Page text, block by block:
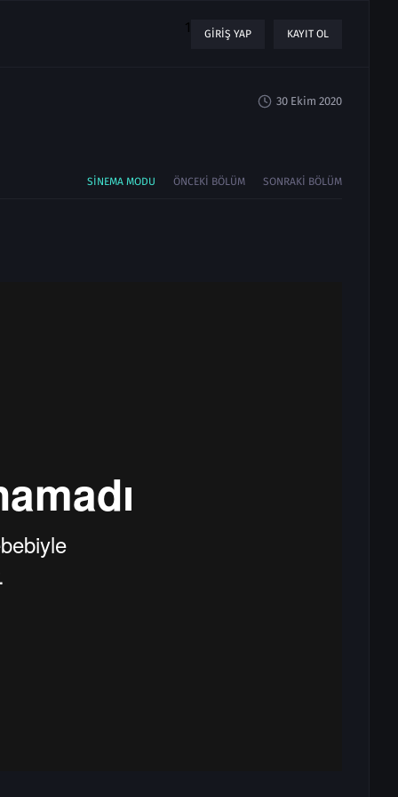
1 GIRIŞ YAP KAYIT OL
30 Ekim 2020
SINEMA MODU ÖNCEKI BÖLÜM SONRAKI BÖLÜM